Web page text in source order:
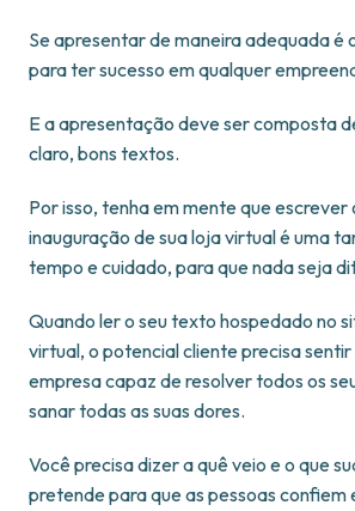
Se apresentar de maneira adequada é
para ter sucesso em qualquer
E a apresentação deve ser composta
claro, bons textos.
Por isso, tenha em mente que
inauguração de sua loja virtual é uma
tempo e cuidado, para que nada seja
Quando ler o seu texto hospedado no
virtual, o potencial cliente precisa
empresa capaz de resolver todos os
sanar todas as suas dores.
Você precisa dizer a quê veio e o que
pretende para que as pessoas confiem